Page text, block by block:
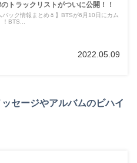
トラックリストがついに公開！！
バック情報まとめ🌷】BTSが6月10日にカム
BTS...
2022.05.09
セージやアルバムのビハイ